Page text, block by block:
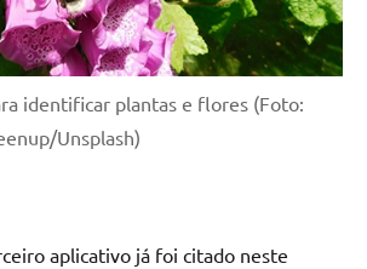
identificar plantas e flores (Foto:
Unsplash)
aplicativo já foi citado neste